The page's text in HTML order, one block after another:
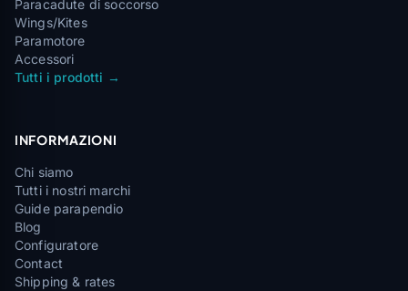
Paracadute di soccorso
Wings/Kites
Paramotore
Accessori
Tutti i prodotti →
INFORMAZIONI
Chi siamo
Tutti i nostri marchi
Guide parapendio
Blog
Configuratore
Contact
Shipping & rates